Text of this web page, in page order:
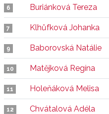
6 Buriánková Tereza
7 Klhůfková Johanka
9 Baborovská Natálie
10 Matějková Regína
11 Holeňáková Melisa
12 Chvátalová Adéla